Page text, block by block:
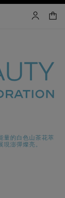
帳戶
購物
量的白色山茶花萃
澎彈燦亮。